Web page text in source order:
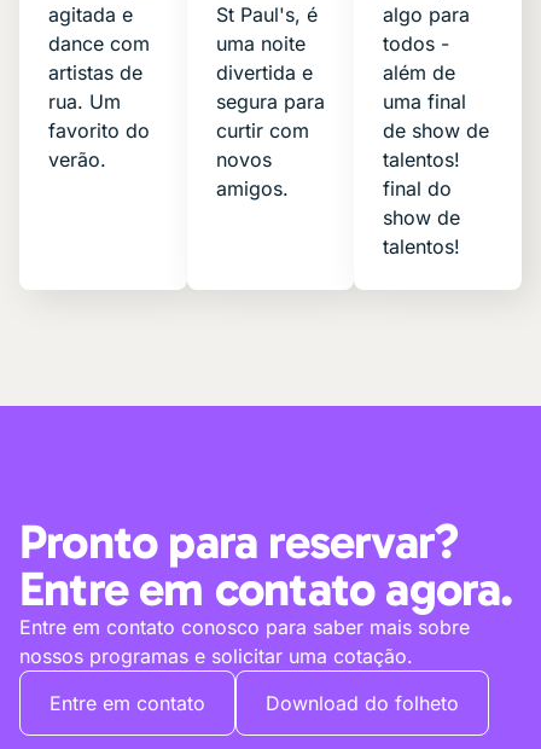
agitada e
dance com
artistas de
rua. Um
favorito do
verão.
St Paul's, é
uma noite
divertida e
segura para
curtir com
novos
amigos.
algo para
todos -
além de
uma final
de show de
talentos!
final do
show de
talentos!
Pronto para reservar?
Entre em contato agora.
Entre em contato conosco para saber mais sobre
nossos programas e solicitar uma cotação.
Entre em contato
Download do folheto